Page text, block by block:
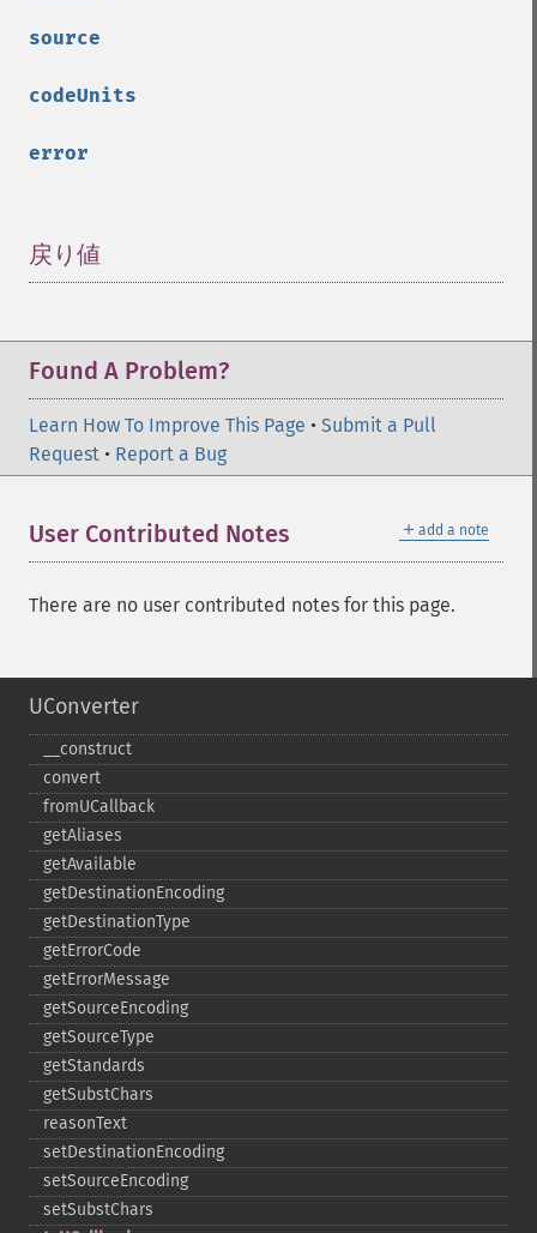
source
codeUnits
error
戻り値
Found A Problem?
Learn How To Improve This Page • Submit a Pull
Request • Report a Bug
＋ add a note
User Contributed Notes
There are no user contributed notes for this page.
UConverter
_​_​construct
convert
fromUCallback
getAliases
getAvailable
getDestinationEncoding
getDestinationType
getErrorCode
getErrorMessage
getSourceEncoding
getSourceType
getStandards
getSubstChars
reasonText
setDestinationEncoding
setSourceEncoding
setSubstChars